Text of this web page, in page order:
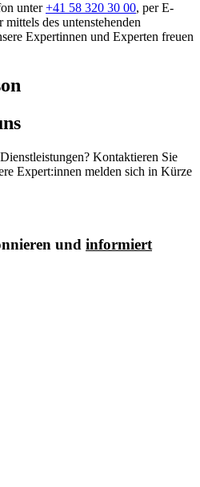
unter+41 58 320 30 00, per E-
mittels des untenstehenden
Expertinnen und Experten freuen
Kontaktieren Sie
Expert:innen melden sich in Kürze
und informiert